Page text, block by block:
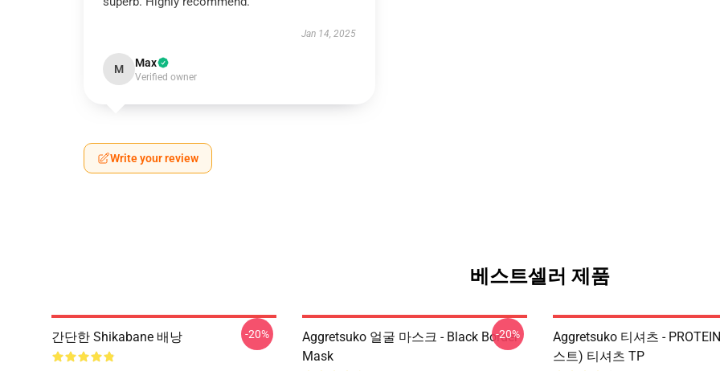
Jan 14, 2025
M Max
Verified owner
Write your review
베스트셀러 제품
간단한 Shikabane 배낭 -20%
Aggretsuko 얼굴 마스크 - Black Border
Mask
-20%
Aggretsuko 티셔츠 -
스트) 티셔츠 TP